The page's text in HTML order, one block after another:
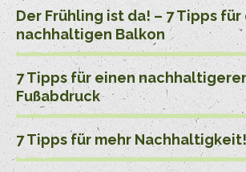
Der Frühling ist da! – 7 Tipps für
nachhaltigen Balkon
7 Tipps für einen
Fußabdruck
7 Tipps für mehr Nachhaltigkeit!